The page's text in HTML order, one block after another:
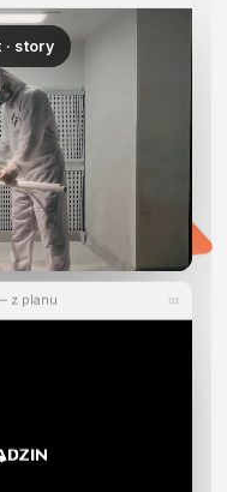
· story
z planu